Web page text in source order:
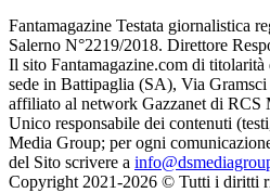
Fantamagazine Testata giornalistica
Salerno N°2219/2018. Direttore
Il sito Fantamagazine.com di
sede in Battipaglia (SA), Via
affiliato al network Gazzanet di RCS
Unico responsabile dei contenuti
Media Group; per ogni
del Sito scrivere a
Copyright 2021-2026 © Tutti i diritti